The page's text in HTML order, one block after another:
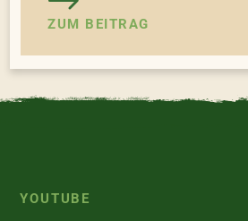
ZUM BEITRAG
YOUTUBE